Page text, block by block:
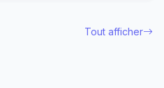
Tout afficher